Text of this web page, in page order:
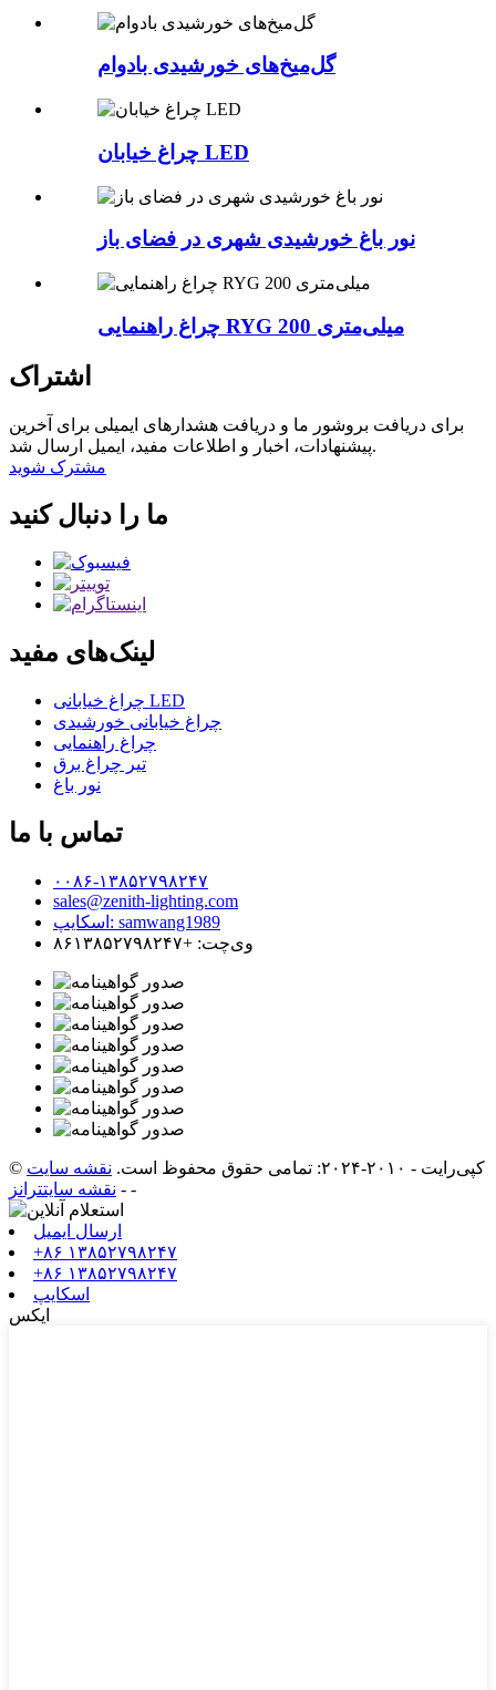
گل‌میخ‌های خورشیدی بادوام
چراغ خیابان LED
نور باغ خورشیدی شهری در فضای باز
چراغ راهنمایی RYG 200 میلی‌متری
اشتراک
برای دریافت بروشور ما و دریافت هشدارهای ایمیلی برای آخرین
پیشنهادات، اخبار و اطلاعات مفید، ایمیل ارسال شد.
مشترک شوید
ما را دنبال کنید
لینک‌های مفید
چراغ خیابانی LED
چراغ خیابانی خورشیدی
چراغ راهنمایی
تیر چراغ برق
نور باغ
تماس با ما
۰۰۸۶-۱۳۸۵۲۷۹۸۲۴۷
sales@zenith-lighting.com
اسکایپ: samwang1989
وی‌چت: +۸۶۱۳۸۵۲۷۹۸۲۴۷
© کپی‌رایت - ۲۰۱۰-۲۰۲۴: تمامی حقوق محفوظ است.
نقشه سایت
- نقشه سایتترانز -
ارسال ایمیل
‎+۸۶ ۱۳۸۵۲۷۹۸۲۴۷‎
‎+۸۶ ۱۳۸۵۲۷۹۸۲۴۷‎
اسکایپ
ایکس